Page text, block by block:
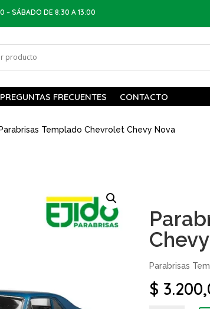
– SÁBADO DE 8:30 A 13:00
PREGUNTAS FRECUENTES CONTACTO
Templado Chevrolet Chevy Nova
Parabrisas
$